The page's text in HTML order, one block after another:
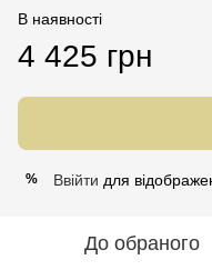
В наявності
4 425 грн
% Ввійти для
До обраного